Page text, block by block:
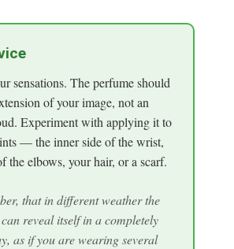
sensations. The perfume should
of your image, not an
Experiment with applying it to
— the inner side of the wrist,
the elbows, your hair, or a scarf.
that in different weather the
reveal itself in a completely
as if you are wearing several